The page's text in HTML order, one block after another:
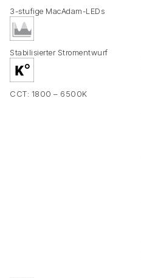
3-stufige MacAdam-LEDs
Stabilisierter Stromentwurf
CCT: 1800 – 6500K